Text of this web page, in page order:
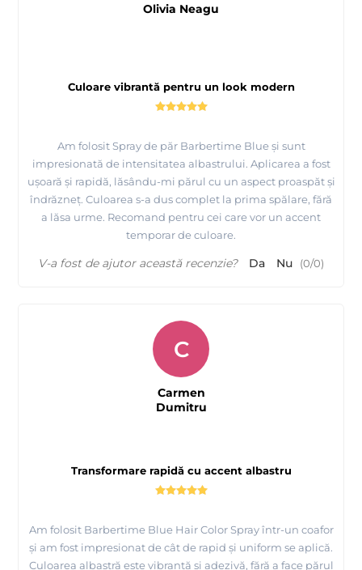
Culoare vibrantă pentru un look modern
Am folosit Spray de păr Barbertime Blue și sunt
impresionată de intensitatea albastrului. Aplicarea a fost
ușoară și rapidă, lăsându-mi părul cu un aspect proaspăt și
îndrăzneț. Culoarea s-a dus complet la prima spălare, fără
a lăsa urme. Recomand pentru cei care vor un accent
temporar de culoare.
Olivia Neagu
V-a fost de ajutor această recenzie? Da Nu (0/0)
Transformare rapidă cu accent albastru
Am folosit Barbertime Blue Hair Color Spray într-un coafor
și am fost impresionat de cât de rapid și uniform se aplică.
Culoarea albastră este vibrantă și adezivă, fără a face părul
C
Carmen
Dumitru